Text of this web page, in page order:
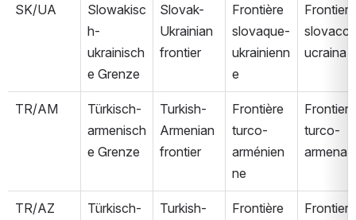
SK/UA
Slowakisc
h-
ukrainisch
e Grenze
Slovak-
Ukrainian
frontier
Frontière
slovaque-
ukrainienn
e
Frontiera
ucraina
TR/AM
Türkisch-
armenisch
e Grenze
Turkish-
Armenian
frontier
Frontière
turco-
arménien
ne
Frontiera
turco-
armena
TR/AZ
Türkisch-
Turkish-
Frontière
Frontiera